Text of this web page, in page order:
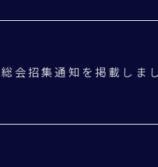
会招集通知を掲載しま